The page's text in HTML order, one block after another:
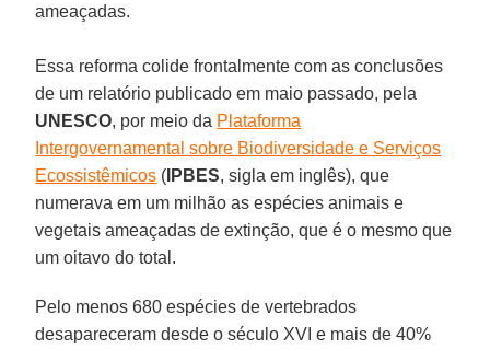
ameaçadas.
Essa reforma colide frontalmente com as conclusões
de um relatório publicado em maio passado, pela
UNESCO, por meio da Plataforma
Intergovernamental sobre Biodiversidade e Serviços
Ecossistêmicos ( IPBES, sigla em inglês), que
numerava em um milhão as espécies animais e
vegetais ameaçadas de extinção, que é o mesmo que
um oitavo do total.
Pelo menos 680 espécies de vertebrados
desapareceram desde o século XVI e mais de 40%